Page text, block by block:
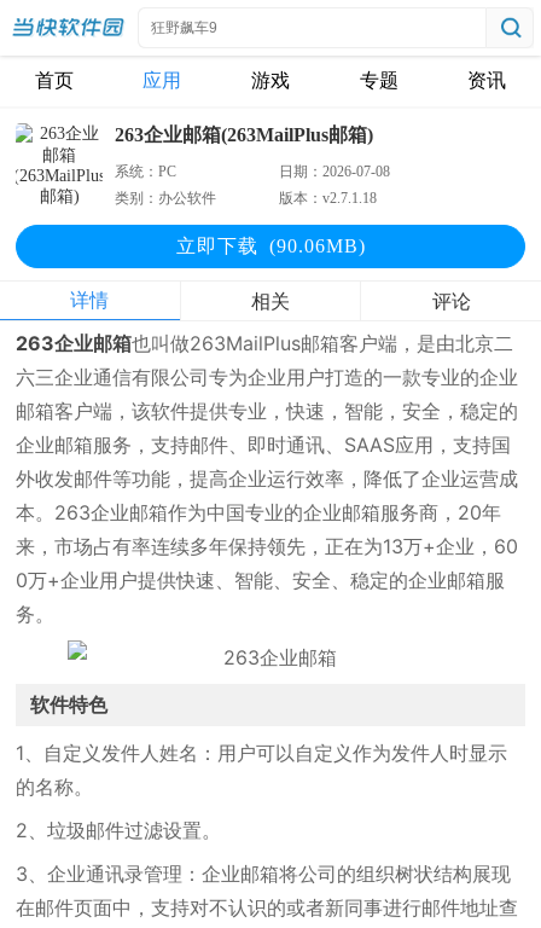
首页 应用 游戏 专题 资讯
263企业邮箱(263MailPlus邮箱)
系统：PC 日期：2026-07-08
类别： 办公软件 版本：v2.7.1.18
立即下载 (90.06MB)
详情 相关 评论
263企业邮箱也叫做263MailPlus邮箱客户端，是由北京二
六三企业通信有限公司专为企业用户打造的一款专业的企业
邮箱客户端，该软件提供专业，快速，智能，安全，稳定的
企业邮箱服务，支持邮件、即时通讯、SAAS应用，支持国
外收发邮件等功能，提高企业运行效率，降低了企业运营成
本。263企业邮箱作为中国专业的企业邮箱服务商，20年
来，市场占有率连续多年保持领先，正在为13万+企业，60
0万+企业用户提供快速、智能、安全、稳定的企业邮箱服
务。
软件特色
1、自定义发件人姓名：用户可以自定义作为发件人时显示
的名称。
2、垃圾邮件过滤设置。
3、企业通讯录管理：企业邮箱将公司的组织树状结构展现
在邮件页面中，支持对不认识的或者新同事进行邮件地址查